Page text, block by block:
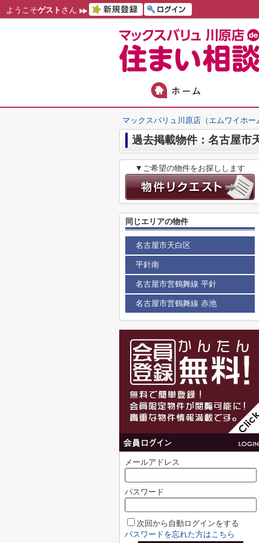
ようこそゲスト さん
マックスバリュ川原店（エムワイホー
過去掲載物件：名古屋市
▼ご希望の物件をお探しします
同じエリアの物件
名古屋市天白区
平針南
名古屋市営鶴舞線 平針
名古屋市営鶴舞線 赤池
メールアドレス
パスワード
次回から自動ログインをする
パスワードを忘れた方はこちら